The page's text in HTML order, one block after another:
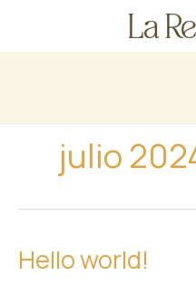
contenido
julio
Hello world!
Hello
world!